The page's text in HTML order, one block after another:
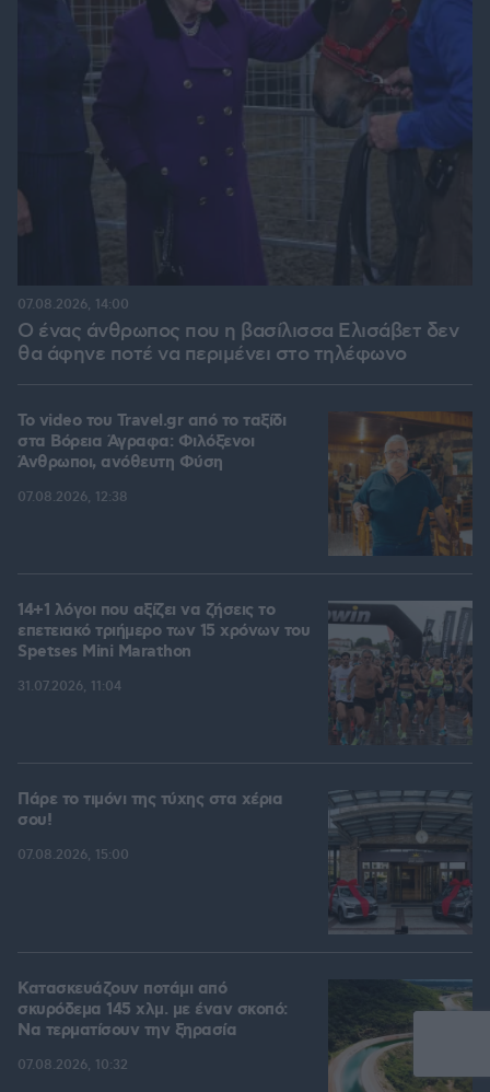
Ο ένας άνθρωπος που η βασίλισσα Ελισάβετ δεν
θα άφηνε ποτέ να περιμένει στο τηλέφωνο
07.08.2026, 14:00
To video του Travel.gr από το ταξίδι
στα Βόρεια Άγραφα: Φιλόξενοι
Άνθρωποι, ανόθευτη Φύση
07.08.2026, 12:38
14+1 λόγοι που αξίζει να ζήσεις το
επετειακό τριήμερο των 15 χρόνων του
Spetses Mini Marathon
31.07.2026, 11:04
Πάρε το τιμόνι της τύχης στα χέρια
σου!
07.08.2026, 15:00
Κατασκευάζουν ποτάμι από
σκυρόδεμα 145 χλμ. με έναν σκοπό:
Να τερματίσουν την ξηρασία
07.08.2026, 10:32